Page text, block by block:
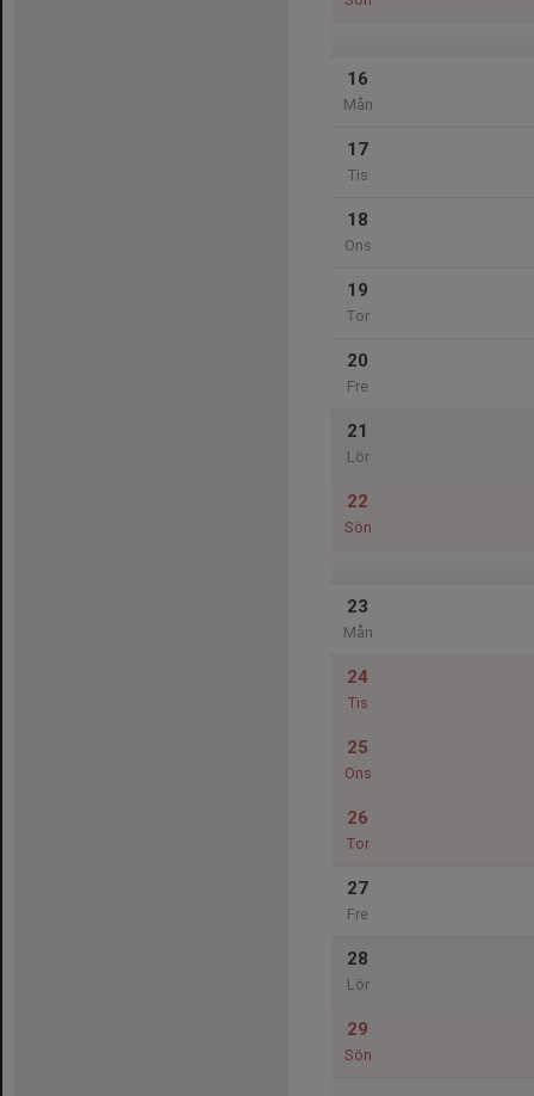
16
Mån
17
Tis
18
Ons
19
Tor
20
Fre
21
Lör
22
Sön
23
Mån
24
Tis
25
Ons
26
Tor
27
Fre
28
Lör
29
Sön